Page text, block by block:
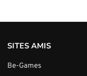
SITES AMIS
Be-Games